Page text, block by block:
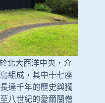
北大西洋中央，介
組成，其中十七座
達千年的歷史與獨
八世紀的愛爾蘭僧